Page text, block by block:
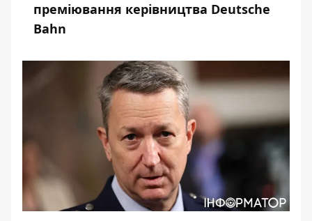
преміювання керівництва Deutsche
Bahn